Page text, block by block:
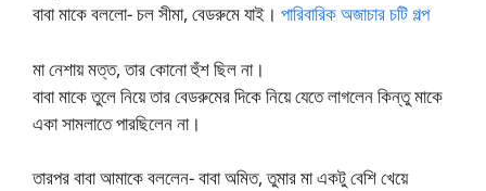
বাবা মাকে বললো- চল সীমা, বেডরুমে যাই। পারিবারিক অজাচার চটি গল্প
মা নেশায় মত্ত, তার কোনো হুঁশ ছিল না।
বাবা মাকে তুলে নিয়ে তার বেডরুমের দিকে নিয়ে যেতে লাগলেন কিন্তু মাকে
একা সামলাতে পারছিলেন না।
তারপর বাবা আমাকে বললেন- বাবা অমিত, তুমার মা একটু বেশি খেয়ে